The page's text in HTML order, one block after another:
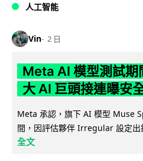
人工智能
Vin 2 日
Meta AI 模型測試期
大 AI 巨頭接連曝安
Meta 承認，旗下 AI 模型 Muse
間，因評估夥伴 Irregular 設定出
全文